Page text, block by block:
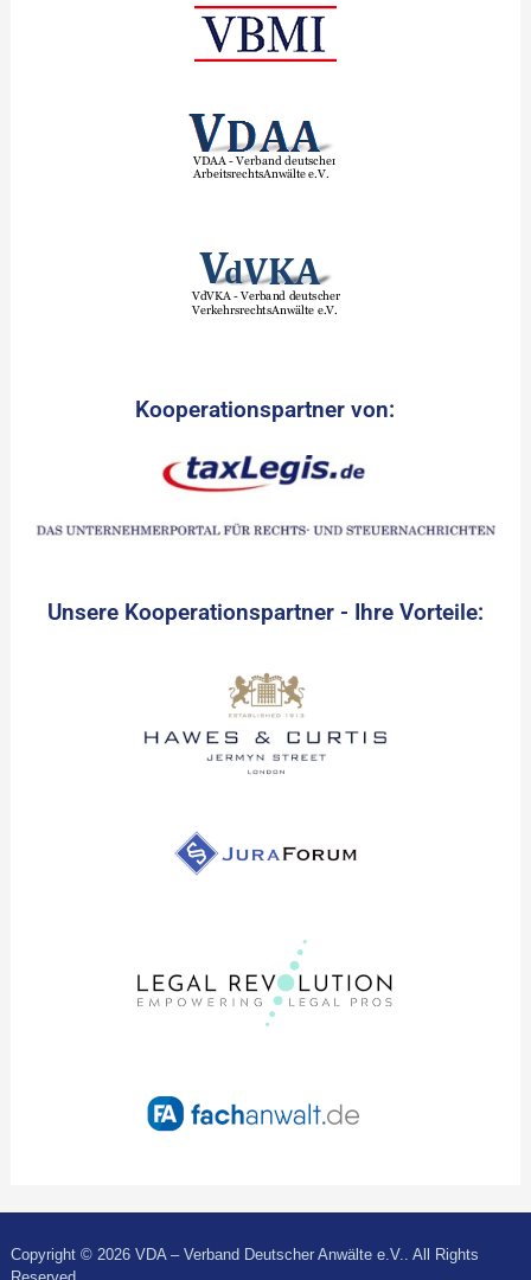
Kooperationspartner von:
Unsere Kooperationspartner - Ihre Vorteile:
Copyright © 2026 VDA – Verband Deutscher Anwälte e.V.. All Rights